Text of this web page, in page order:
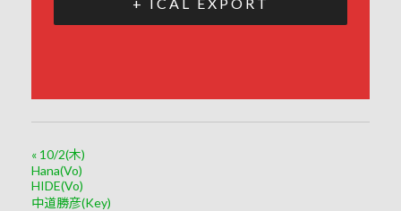
« 10/2(木)
Hana(Vo)
HIDE(Vo)
中道勝彦(Key)